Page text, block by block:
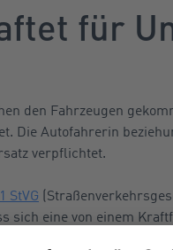
für
den Fahrzeugen
Die Autofahrerin
verpflichtet.
StVG
sich eine von einem
das Auto mitgeprägt